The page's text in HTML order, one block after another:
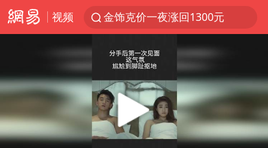
视频
金饰克价一夜涨回1300元
峰哥 汪海林
西湖突现狂风暴雨 游客瞬间被浇透
视频丨中国东方电气集团原党组副书记、董事宋致远被查